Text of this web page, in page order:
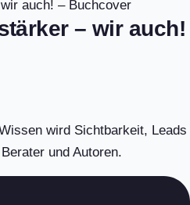
– wir auch!
wird Sichtbarkeit, Leads
und Autoren.